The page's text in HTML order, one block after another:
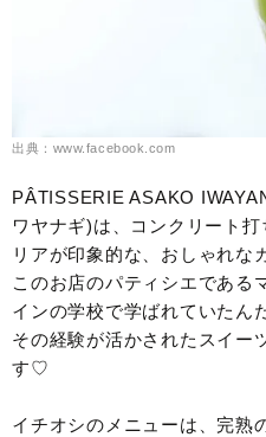
出典：www.facebook.com
PÂTISSERIE ASAKO
ワヤナギ)は、コンクリート
リアが印象的な、おしゃれな
このお店のパティシエである
インの学校で学ばれていたん
その経験が活かされたスイー
す♡
イチオシのメニューは、完熟